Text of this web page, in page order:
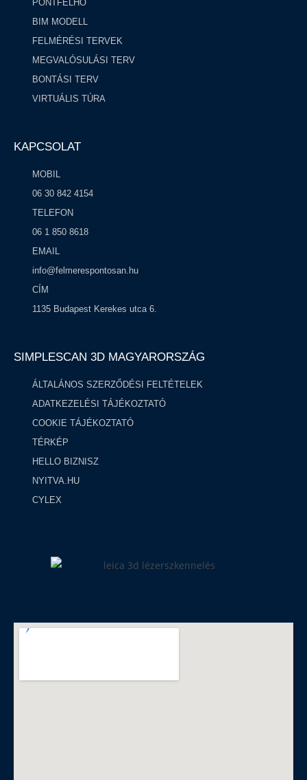
PONTFELHŐ
BIM MODELL
FELMÉRÉSI TERVEK
MEGVALÓSULÁSI TERV
BONTÁSI TERV
VIRTUÁLIS TÚRA
KAPCSOLAT
MOBIL
06 30 842 4154
TELEFON
06 1 850 8618
EMAIL
info@felmerespontosan.hu
CÍM
1135 Budapest Kerekes utca 6.
SIMPLESCAN 3D MAGYARORSZÁG​
ÁLTALÁNOS SZERZŐDÉSI FELTÉTELEK
ADATKEZELÉSI TÁJÉKOZTATÓ
COOKIE TÁJÉKOZTATÓ
TÉRKÉP
HELLO BIZNISZ
NYITVA.HU
CYLEX